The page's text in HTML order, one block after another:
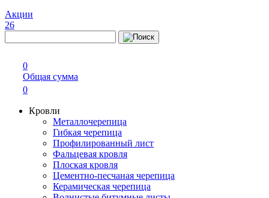
Акции
26
0
Общая сумма
0
Кровли
Металлочерепица
Гибкая черепица
Профилированный лист
Фальцевая кровля
Плоская кровля
Цементно-песчаная черепица
Керамическая черепица